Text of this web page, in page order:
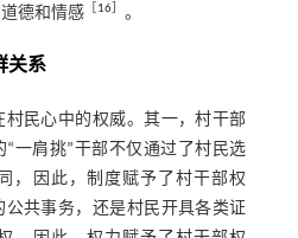
德和情感［ 16］ 。
关系
民心中的权威。其一，村干部
一肩挑”干部不仅通过了村民选
，因此，制度赋予了村干部权
共事务，还是村民开具各类证